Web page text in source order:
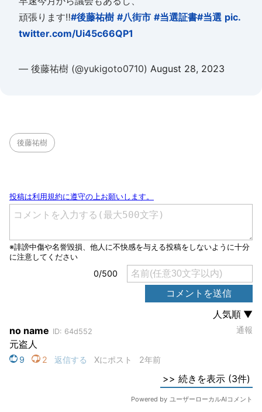
頑張ります‼️#後藤祐樹 #八街市 #当選証書#当選 pic.
twitter.com/Ui45c66QP1
— 後藤祐樹 (@yukigoto0710) August 28, 2023
後藤祐樹